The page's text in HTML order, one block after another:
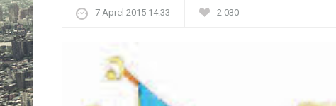
7 Aprel 2015 14:33 2 030